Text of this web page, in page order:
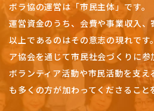
ボラ協の運営は「市民主体」です。
運営資金のうち、会費や事業収入、
以上であるのはその意志の現れです。
ア協会を通じて市民社会づくりに参
ボランティア活動や市民活動を支
も多くの方が加わってくださること